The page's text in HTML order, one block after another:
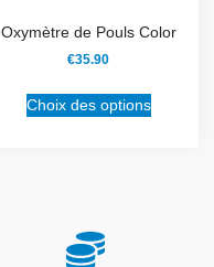
Oxymètre de Pouls Color
€35.90
Choix des options